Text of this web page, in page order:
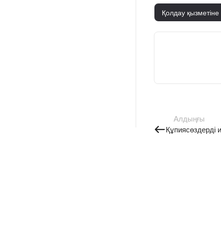
Қолдау
Алдыңғы
Құпиясөздерді